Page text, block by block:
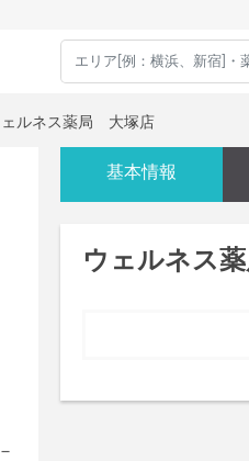
ェルネス薬局 大塚店
基本情報
ウェルネス